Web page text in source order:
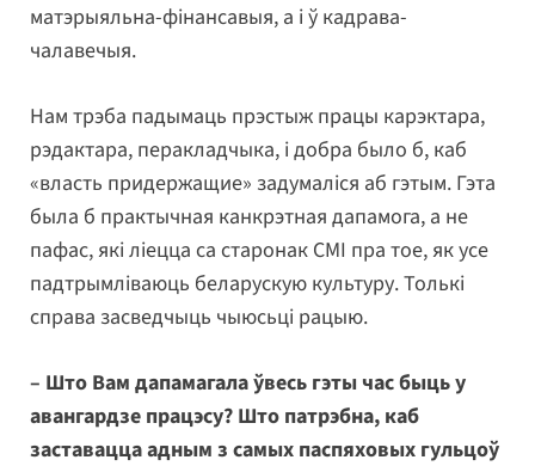
матэрыяльна-фінансавыя, а і ў кадрава-
чалавечыя.
Нам трэба падымаць прэстыж працы карэктара,
рэдактара, перакладчыка, і добра было б, каб
«власть придержащие» задумаліся аб гэтым. Гэта
была б практычная канкрэтная дапамога, а не
пафас, які ліецца са старонак СМІ пра тое, як усе
падтрымліваюць беларускую культуру. Толькі
справа засведчыць чыюсьці рацыю.
– Што Вам дапамагала ўвесь гэты час быць у
авангардзе працэсу? Што патрэбна, каб
заставацца адным з самых паспяховых гульцоў